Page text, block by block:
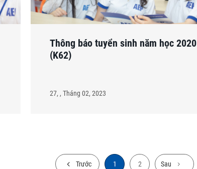
Thông báo tuyển sinh năm học 2020
(K62)
27, , Tháng 02, 2023
Trước 1 2 Sau